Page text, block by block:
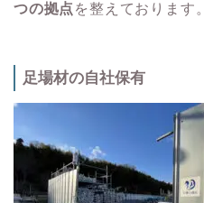
つの拠点 を整えております。
足場材の自社保有